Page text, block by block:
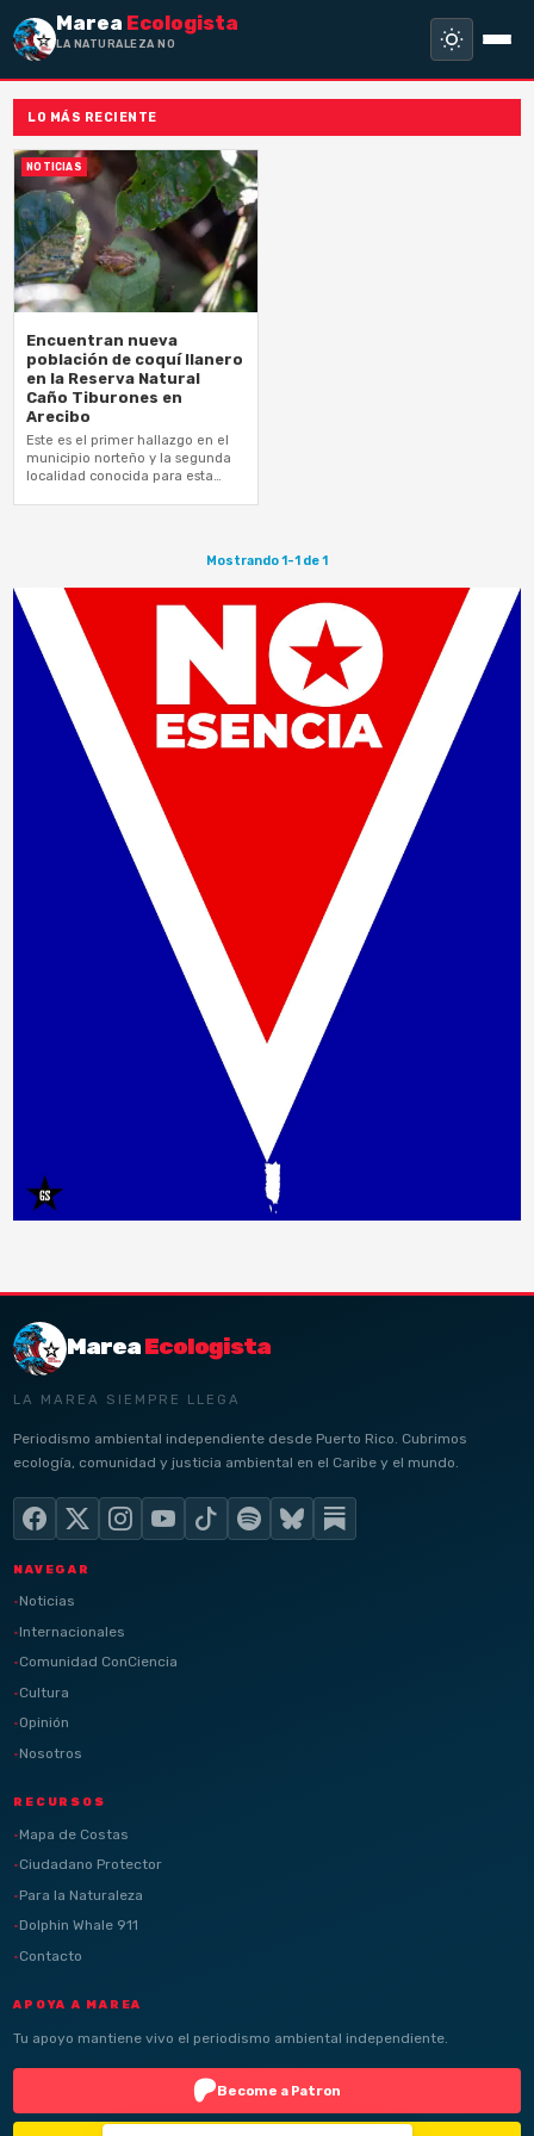
Marea Ecologista
LA NATURALEZA NO HA
LO MÁS RECIENTE
NOTICIAS
Encuentran nueva
población de coquí llanero
en la Reserva Natural
Caño Tiburones en
Arecibo
Este es el primer hallazgo en el
municipio norteño y la segunda
localidad conocida para esta
Mostrando 1-1 de 1
MareaEcologista
LA MAREA SIEMPRE LLEGA
Periodismo ambiental independiente desde Puerto Rico. Cubrimos
ecología, comunidad y justicia ambiental en el Caribe y el mundo.
NAVEGAR
Noticias
Internacionales
Comunidad ConCiencia
Cultura
Opinión
Nosotros
RECURSOS
Mapa de Costas
Ciudadano Protector
Para la Naturaleza
Dolphin Whale 911
Contacto
APOYA A MAREA
Tu apoyo mantiene vivo el periodismo ambiental independiente.
Become a Patron